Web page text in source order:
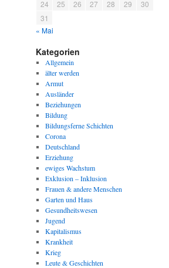
24
25 26 27 28 29
30
31
« Mai
Kategorien
Allgemein
älter werden
Armut
Ausländer
Beziehungen
Bildung
Bildungsferne Schichten
Corona
Deutschland
Erziehung
ewiges Wachstum
Exklusion – Inklusion
Frauen & andere Menschen
Garten und Haus
Gesundheitswesen
Jugend
Kapitalismus
Krankheit
Krieg
Leute & Geschichten